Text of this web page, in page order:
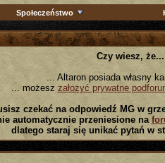
Społeczeństwo
Czy wiesz, że...
... Altaron posiada własny
... możesz założyć prywatne
czekać na odpowiedź MG w
automatycznie przeniesione na
dlatego staraj się unikać pytań w